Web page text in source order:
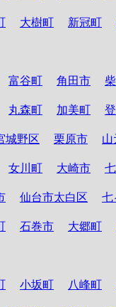
大樹町 新冠町
富谷町 角田市
丸森町 加美町
城野区 栗原市 山
女川町 大崎市
仙台市太白区 七
石巻市 大郷町
小坂町 八峰町